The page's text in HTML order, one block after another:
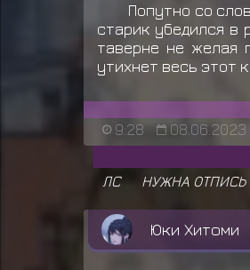
Попутно со
старик убедился в
таверне не желая
утихнет весь этот
9:28 08.06.2023
ЛС
НУЖНА ОТПИСЬ
Юки Хитоми